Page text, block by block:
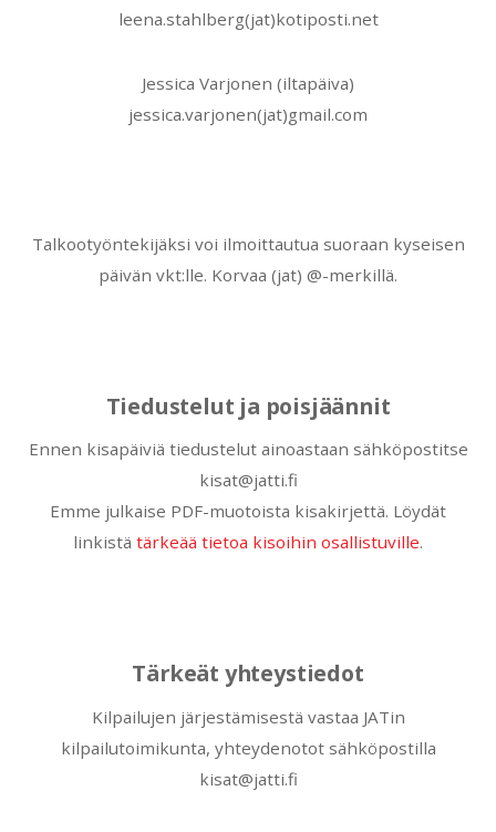
leena.stahlberg(jat)kotiposti.net
Jessica Varjonen (iltapäiva)
jessica.varjonen(jat)gmail.com
Talkootyöntekijäksi voi ilmoittautua suoraan kyseisen
päivän vkt:lle. Korvaa (jat) @-merkillä.
Tiedustelut ja poisjäännit
Ennen kisapäiviä tiedustelut ainoastaan sähköpostitse
kisat@jatti.fi
Emme julkaise PDF-muotoista kisakirjettä. Löydät
linkistä tärkeää tietoa kisoihin osallistuville.
Tärkeät yhteystiedot
Kilpailujen järjestämisestä vastaa JATin
kilpailutoimikunta, yhteydenotot sähköpostilla
kisat@jatti.fi